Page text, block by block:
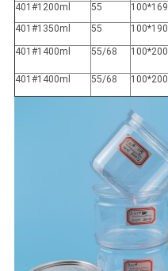
401#1200ml
55 100*169
401#1350ml
55 100*190
401#1400ml 55/68 100*200
401#1400ml 55/68 100*200